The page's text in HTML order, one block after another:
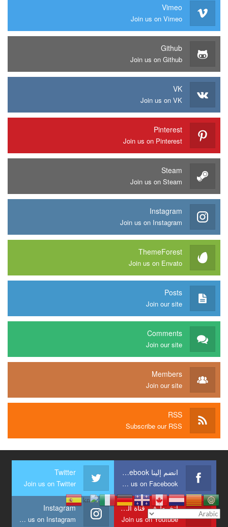
Vimeo
Join us on Vimeo
Github
Join us on Github
VK
Join us on VK
Pinterest
Join us on Pinterest
Steam
Join us on Steam
Instagram
Join us on Instagram
ThemeForest
Join us on Envato
Posts
Join our site
Comments
Join our site
Members
Join our site
RSS
Subscribe our RSS
انضم إلينا Facebook
Join us on Facebook
Twitter
Join us on Twitter
انخرط في قناة الشبكة
Join us on Youtube
Instagram
Join us on Instagram